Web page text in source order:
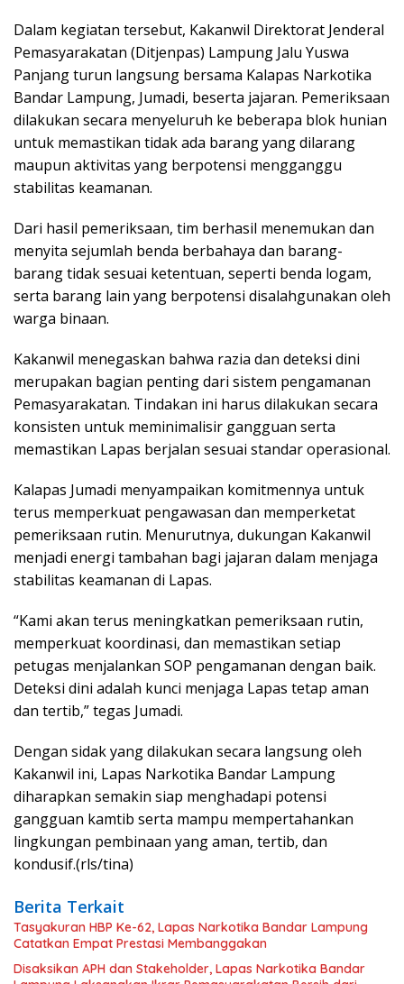
Dalam kegiatan tersebut, Kakanwil Direktorat Jenderal
Pemasyarakatan (Ditjenpas) Lampung Jalu Yuswa
Panjang turun langsung bersama Kalapas Narkotika
Bandar Lampung, Jumadi, beserta jajaran. Pemeriksaan
dilakukan secara menyeluruh ke beberapa blok hunian
untuk memastikan tidak ada barang yang dilarang
maupun aktivitas yang berpotensi mengganggu
stabilitas keamanan.
Dari hasil pemeriksaan, tim berhasil menemukan dan
menyita sejumlah benda berbahaya dan barang-
barang tidak sesuai ketentuan, seperti benda logam,
serta barang lain yang berpotensi disalahgunakan oleh
warga binaan.
Kakanwil menegaskan bahwa razia dan deteksi dini
merupakan bagian penting dari sistem pengamanan
Pemasyarakatan. Tindakan ini harus dilakukan secara
konsisten untuk meminimalisir gangguan serta
memastikan Lapas berjalan sesuai standar operasional.
Kalapas Jumadi menyampaikan komitmennya untuk
terus memperkuat pengawasan dan memperketat
pemeriksaan rutin. Menurutnya, dukungan Kakanwil
menjadi energi tambahan bagi jajaran dalam menjaga
stabilitas keamanan di Lapas.
“Kami akan terus meningkatkan pemeriksaan rutin,
memperkuat koordinasi, dan memastikan setiap
petugas menjalankan SOP pengamanan dengan baik.
Deteksi dini adalah kunci menjaga Lapas tetap aman
dan tertib,” tegas Jumadi.
Dengan sidak yang dilakukan secara langsung oleh
Kakanwil ini, Lapas Narkotika Bandar Lampung
diharapkan semakin siap menghadapi potensi
gangguan kamtib serta mampu mempertahankan
lingkungan pembinaan yang aman, tertib, dan
kondusif.(rls/tina)
Berita Terkait
Tasyakuran HBP Ke-62, Lapas Narkotika Bandar Lampung
Catatkan Empat Prestasi Membanggakan
Disaksikan APH dan Stakeholder, Lapas Narkotika Bandar